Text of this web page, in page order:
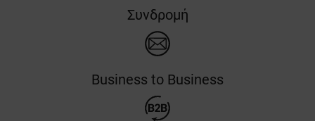
Συνδρομή
Business to Business